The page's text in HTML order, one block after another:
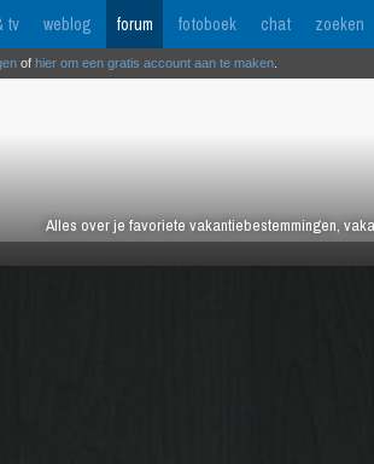
tv weblog forum fotoboek chat zoeken
Alles over je favoriete vakantiebestemmingen,
of hier om een gratis account aan te maken